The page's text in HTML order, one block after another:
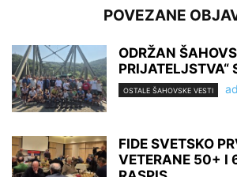
POVEZANE
ODRŽAN
PRIJATELJSTVA“
OSTALE ŠAHOVSKE VESTI
FIDE SVETSKO
VETERANE 50+ I